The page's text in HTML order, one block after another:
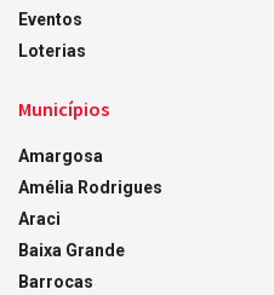
Eventos
Loterias
Municípios
Amargosa
Amélia Rodrigues
Araci
Baixa Grande
Barrocas